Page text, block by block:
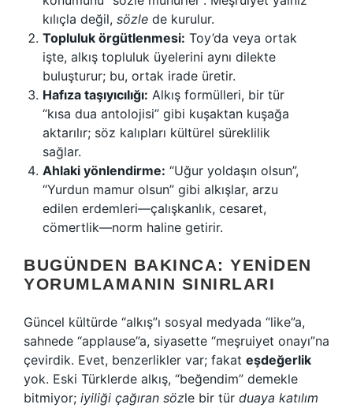
kılıçla değil, sözle de kurulur.
Topluluk örgütlenmesi: Toy’da veya ortak
işte, alkış topluluk üyelerini aynı dilekte
buluşturur; bu, ortak irade üretir.
Hafıza taşıyıcılığı: Alkış formülleri, bir tür
“kısa dua antolojisi” gibi kuşaktan kuşağa
aktarılır; söz kalıpları kültürel süreklilik
sağlar.
Ahlaki yönlendirme: “Uğur yoldaşın olsun”,
“Yurdun mamur olsun” gibi alkışlar, arzu
edilen erdemleri—çalışkanlık, cesaret,
cömertlik—norm haline getirir.
BUGÜNDEN BAKINCA: YENIDEN
YORUMLAMANIN SINIRLARI
Güncel kültürde “alkış”ı sosyal medyada “like”a,
sahnede “applause”a, siyasette “meşruiyet onayı”na
çevirdik. Evet, benzerlikler var; fakat eşdeğerlik
yok. Eski Türklerde alkış, “beğendim” demekle
bitmiyor; iyiliği çağıran sözle bir tür duaya katılım